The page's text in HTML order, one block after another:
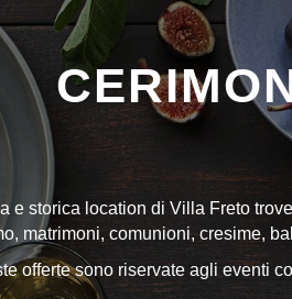
e storica location di Villa Freto
matrimoni, comunioni, cresime,
offerte sono riservate agli eventi